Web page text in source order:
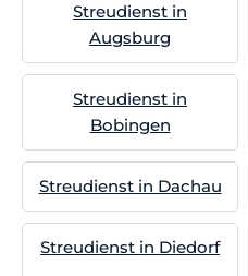
Streudienst in
Augsburg
Streudienst in
Bobingen
Streudienst in Dachau
Streudienst in Diedorf